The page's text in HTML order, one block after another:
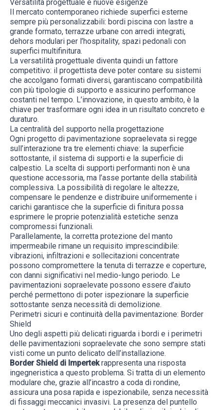
Versatilità progettuale e nuove esigenze
Il mercato contemporaneo richiede superfici esterne
sempre più personalizzabili: bordi piscina con lastre a
grande formato, terrazze urbane con arredi integrati,
dehors modulari per l’hospitality, spazi pedonali con
superfici multifinitura.
La versatilità progettuale diventa quindi un fattore
competitivo: il progettista deve poter contare su sistemi
che accolgano formati diversi, garantiscano compatibilità
con più tipologie di supporto e assicurino performance
costanti nel tempo. L’innovazione, in questo ambito, è la
chiave per trasformare ogni idea in un risultato concreto e
duraturo.
La centralità del supporto nella progettazione
Ogni progetto di pavimentazione sopraelevata si regge
sull’interazione tra tre elementi chiave: la superficie
sottostante, il sistema di supporti e la superficie di
calpestio. La scelta di supporti performanti non è una
questione accessoria, ma l’asse portante della stabilità
complessiva. La possibilità di regolare le altezze,
compensare le pendenze e distribuire uniformemente i
carichi garantisce che la superficie di finitura possa
esprimere le proprie potenzialità estetiche senza
compromessi funzionali.
Parallelamente, la corretta protezione del manto
impermeabile rimane un requisito imprescindibile:
vibrazioni, infiltrazioni e sollecitazioni concentrate
possono compromettere la tenuta di terrazze e coperture,
con danni significativi nel medio-lungo periodo. Le
pavimentazioni sopraelevate possono essere d’aiuto
perché permettono di poter ispezionare la superficie
sottostante senza necessità di demolizione.
Perimetri sicuri e continuità della pavimentazione: Border
Shield
Uno degli aspetti più delicati riguarda i bordi e i perimetri
delle pavimentazioni sopraelevate che sono sempre stati
visti come un punto delicato dell’installazione.
Border Shield di Impertekrappresenta una risposta
ingegneristica a questo problema. Si tratta di un elemento
modulare che, grazie all’incastro a coda di rondine,
assicura una posa rapida e ispezionabile, senza necessità
di fissaggi meccanici invasivi. La presenza del puntello